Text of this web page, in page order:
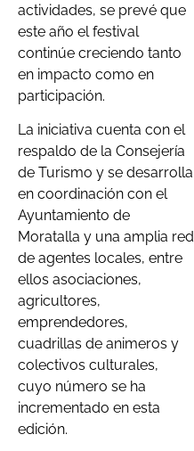
actividades, se prevé que
este año el festival
continúe creciendo tanto
en impacto como en
participación.
La iniciativa cuenta con el
respaldo de la Consejería
de Turismo y se desarrolla
en coordinación con el
Ayuntamiento de
Moratalla y una amplia red
de agentes locales, entre
ellos asociaciones,
agricultores,
emprendedores,
cuadrillas de animeros y
colectivos culturales,
cuyo número se ha
incrementado en esta
edición.